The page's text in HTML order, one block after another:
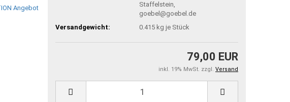
Staffelstein,
goebel@goebel.de
Versandgewicht:
0.415 kg je Stück
79,00 EUR
inkl. 19% MwSt. zzgl. Versand